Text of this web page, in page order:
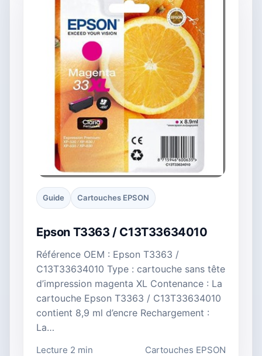
Guide Cartouches EPSON
Epson T3363 / C13T33634010
Référence OEM : Epson T3363 /
C13T33634010 Type : cartouche sans tête
d’impression magenta XL Contenance : La
cartouche Epson T3363 / C13T33634010
contient 8,9 ml d’encre Rechargement :
La…
Lecture 2 min Cartouches EPSON